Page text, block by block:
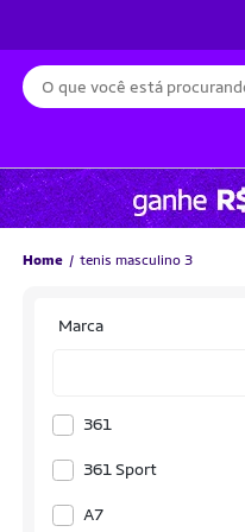
Busca
Home tenis masculino 3
Marca
361
361 Sport
A7